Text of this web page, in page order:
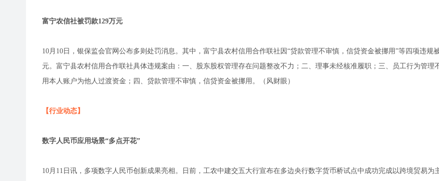
富宁农信社被罚款129万元
10月10日，银保监会官网公布多则处罚消息。其中，富宁县农村信用合作联社因“贷款管理不审慎，信贷资金被挪用”等四项违规
元。富宁县农村信用合作联社具体违规案由：一、股东股权管理存在问题整改不力；二、理事未经核准履职；三、员工行为管理
用本人账户为他人过渡资金；四、贷款管理不审慎，信贷资金被挪用。（风财眼）
【行业动态】
数字人民币应用场景“多点开花”
10月11日讯，多项数字人民币创新成果亮相。日前，工农中建交五大行宣布在多边央行数字货币桥试点中成功完成以跨境贸易为